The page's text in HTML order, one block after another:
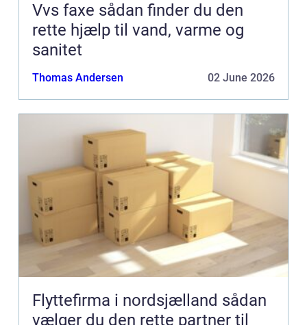
Vvs faxe sådan finder du den
rette hjælp til vand, varme og
sanitet
Thomas Andersen 02 June 2026
Flyttefirma i nordsjælland sådan
vælger du den rette partner til